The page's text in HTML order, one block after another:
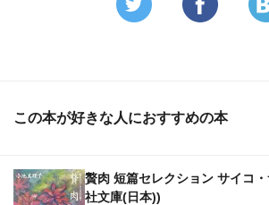
この本が好きな人におすすめの本
贅肉 短篇セレクション サイコ
社文庫(日本))